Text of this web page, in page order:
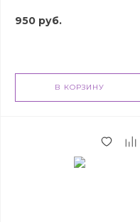
950 руб.
В КОРЗИНУ